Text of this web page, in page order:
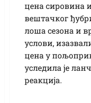
цена сировина и
вештачког
лоша сезона и
услови,
цена у
уследила је
реакција.